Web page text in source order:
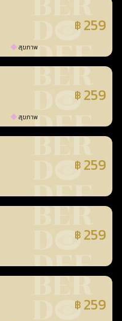
฿ 259
สุขภาพ
฿ 259
สุขภาพ
฿ 259
฿ 259
฿ 259